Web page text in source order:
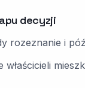
decyzji
rozeznanie i